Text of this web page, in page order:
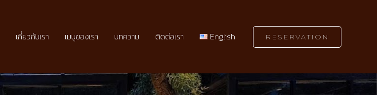
เกี่ยวกับเรา เมนูของเรา บทความ ติดต่อเรา English RESERVATION